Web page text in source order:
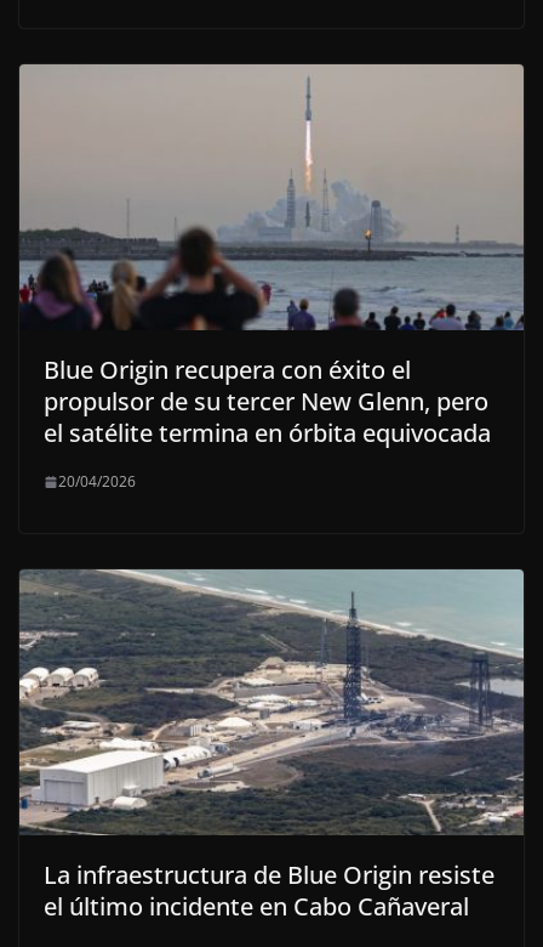
Blue Origin recupera con éxito el
propulsor de su tercer New Glenn, pero
el satélite termina en órbita equivocada
20/04/2026
La infraestructura de Blue Origin resiste
el último incidente en Cabo Cañaveral